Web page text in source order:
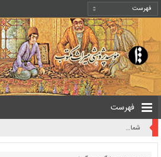
فهرست
روایت یک قرن صیانت از میراث مکتوب ایران به بیان